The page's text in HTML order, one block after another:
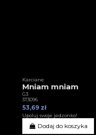
Karciane
Mniam mniam
G3
3T3096
53,69 zł
Upoluj swoje jedzonko!
Dodaj do koszyka